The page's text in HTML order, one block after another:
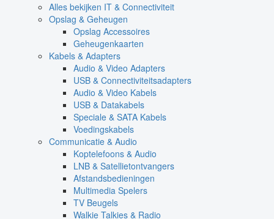
Alles bekijken IT & Connectiviteit
Opslag & Geheugen
Opslag Accessoires
Geheugenkaarten
Kabels & Adapters
Audio & Video Adapters
USB & Connectiviteitsadapters
Audio & Video Kabels
USB & Datakabels
Speciale & SATA Kabels
Voedingskabels
Communicatie & Audio
Koptelefoons & Audio
LNB & Satellietontvangers
Afstandsbedieningen
Multimedia Spelers
TV Beugels
Walkie Talkies & Radio